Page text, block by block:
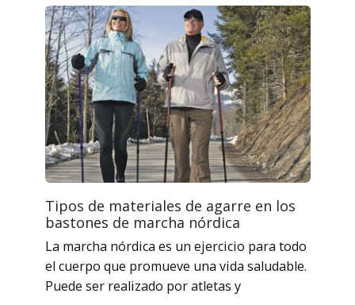
Tipos de materiales de agarre en los
bastones de marcha nórdica
La marcha nórdica es un ejercicio para todo
el cuerpo que promueve una vida saludable.
Puede ser realizado por atletas y